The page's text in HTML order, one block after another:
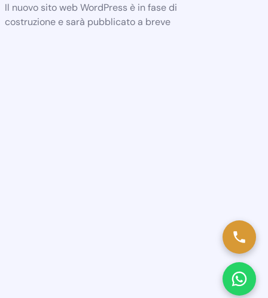
Il nuovo sito web WordPress è in fase di
costruzione e sarà pubblicato a breve